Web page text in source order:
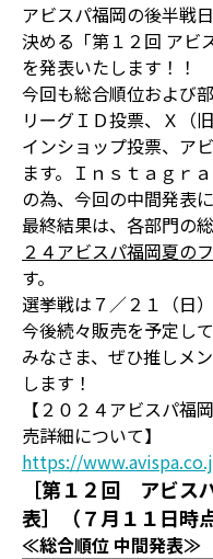
アビスパ福岡の後半戦
決める「第１２回 アビ
を発表いたします！！
今回も総合順位および
リーグＩＤ投票、Ｘ（
インショップ投票、ア
ます。Ｉｎｓｔａｇｒ
の為、今回の中間発表
最終結果は、各部門の
２４アビスパ福岡夏の
す。
選挙戦は７／２１（日
今後続々販売を予定して
みなさま、ぜひ推しメ
します！
【２０２４アビスパ
売詳細について】
https://
［第１２回 アビ
表］（７月１１日時
≪総合順位 中間発表≫